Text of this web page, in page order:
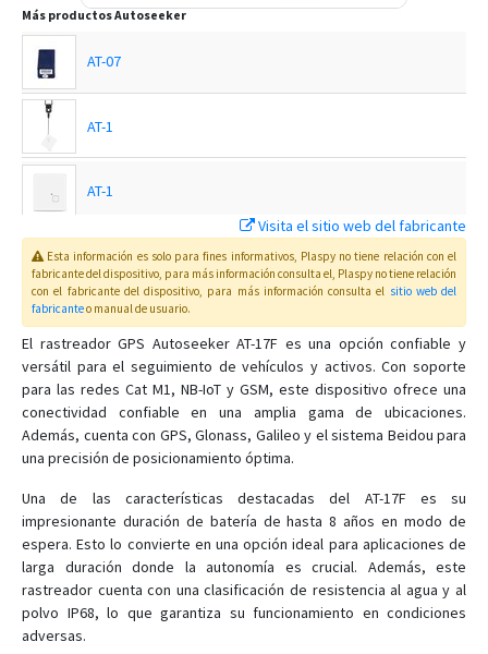
Más productosAutoseeker
AT-07
AT-1
AT-1
AT-10
AT-12
AT-13
AT-14
AT-15
AT-17
AT-17C
AT-17F
Visita el sitio web del fabricante
Esta información es solo para fines informativos, Plaspy no tiene relación con el
fabricante del dispositivo, para más información consulta el, Plaspy no tiene relación
con el fabricante del dispositivo, para más información consulta el sitio web del
fabricanteo manual de usuario.
El rastreador GPS Autoseeker AT-17F es una opción confiable y
versátil para el seguimiento de vehículos y activos. Con soporte
para las redes Cat M1, NB-IoT y GSM, este dispositivo ofrece una
conectividad confiable en una amplia gama de ubicaciones.
Además, cuenta con GPS, Glonass, Galileo y el sistema Beidou para
una precisión de posicionamiento óptima.
Una de las características destacadas del AT-17F es su
impresionante duración de batería de hasta 8 años en modo de
espera. Esto lo convierte en una opción ideal para aplicaciones de
larga duración donde la autonomía es crucial. Además, este
rastreador cuenta con una clasificación de resistencia al agua y al
polvo IP68, lo que garantiza su funcionamiento en condiciones
adversas.